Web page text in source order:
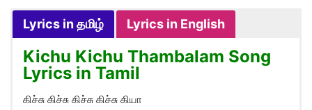
Lyrics in தமிழ் Lyrics in English
Kichu Kichu Thambalam Song
Lyrics in Tamil
கிச்சு கிச்சு கிச்சு கிச்சு கியா